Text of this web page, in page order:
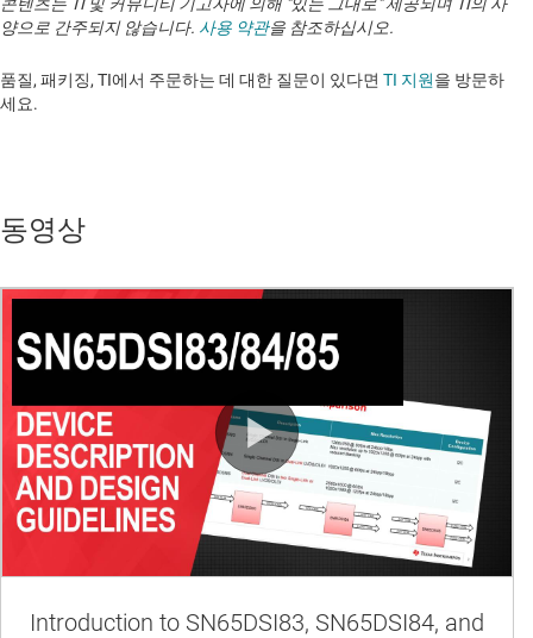
양으로 간주되지 않습니다. 사용 약관을 참조하십시오.
품질, 패키징, TI에서 주문하는 데 대한 질문이 있다면 TI 지원을 방문하
세요. ​​​​​​​​​​​​​​
동영상